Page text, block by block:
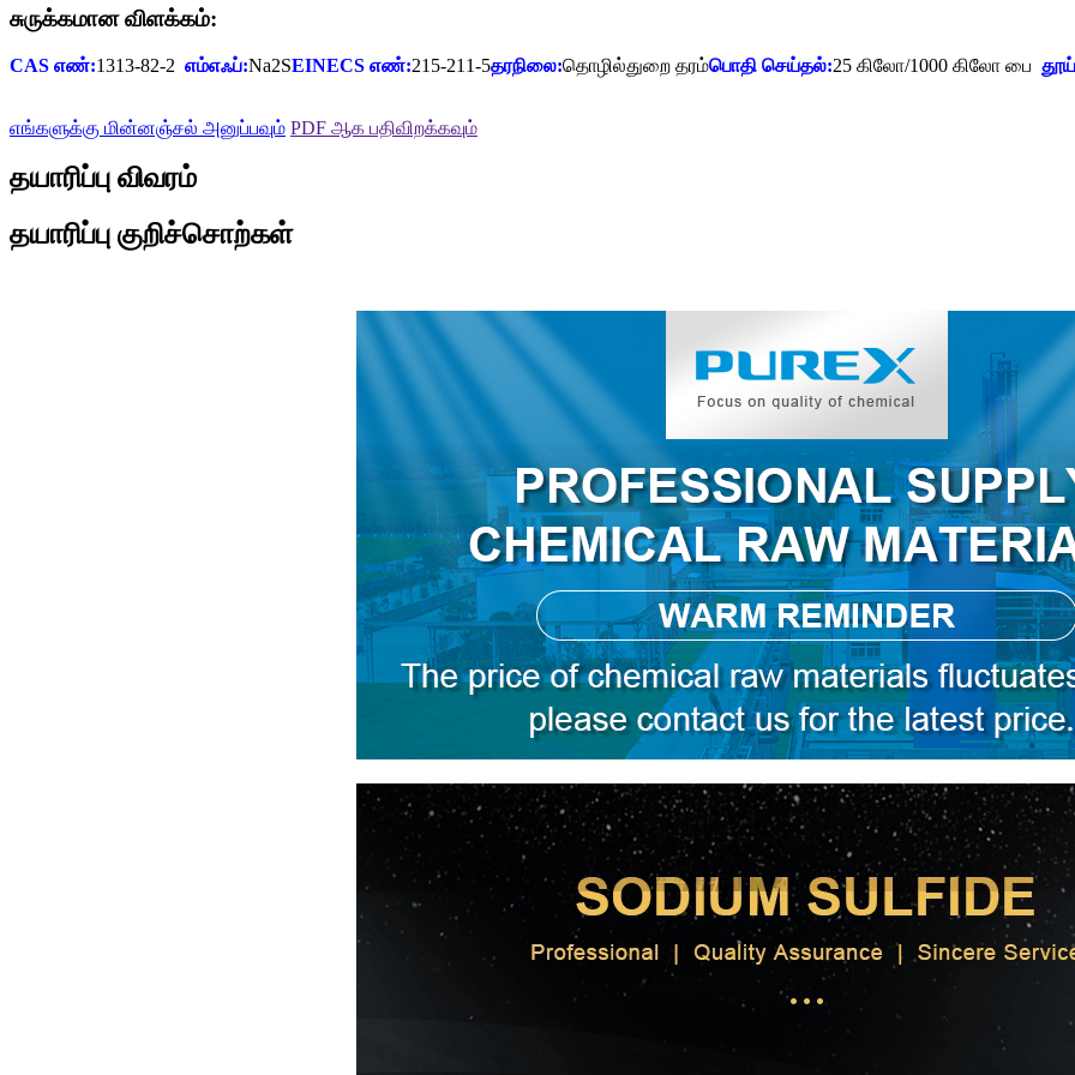
சுருக்கமான விளக்கம்:
CAS எண்:1313-82-2 எம்எஃப்:Na2SEINECS எண்:215-211-5தரநிலை:தொழில்துறை தரம்பொதி செய்தல்:25 கிலோ/1000 கிலோ பை
எங்களுக்கு மின்னஞ்சல் அனுப்பவும் PDF ஆக பதிவிறக்கவும்
தயாரிப்பு விவரம்
தயாரிப்பு குறிச்சொற்கள்